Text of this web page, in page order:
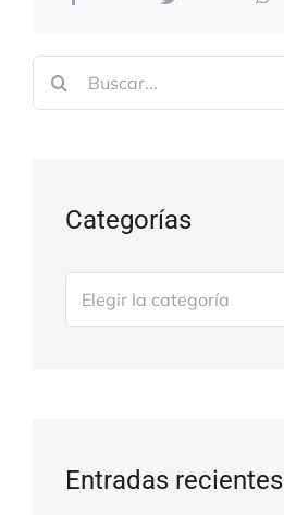
Categorías
Entradas recientes